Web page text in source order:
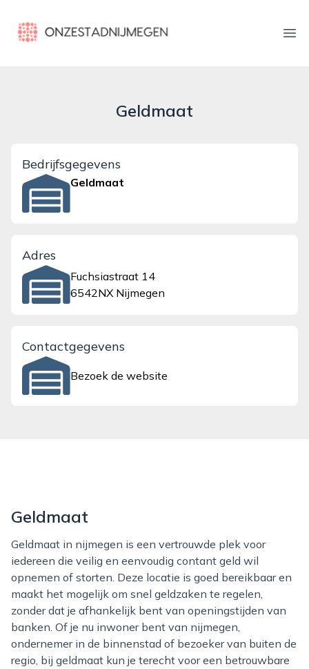
onzestadnijmegen.nl
Geldmaat
Bedrijfsgegevens
Geldmaat
Adres
Fuchsiastraat 14
6542NX Nijmegen
Contactgegevens
Bezoek de website
Geldmaat
Geldmaat in nijmegen is een vertrouwde plek voor
iedereen die veilig en eenvoudig contant geld wil
opnemen of storten. Deze locatie is goed bereikbaar en
maakt het mogelijk om snel geldzaken te regelen,
zonder dat je afhankelijk bent van openingstijden van
banken. Of je nu inwoner bent van nijmegen,
ondernemer in de binnenstad of bezoeker van buiten de
regio, bij geldmaat kun je terecht voor een betrouwbare